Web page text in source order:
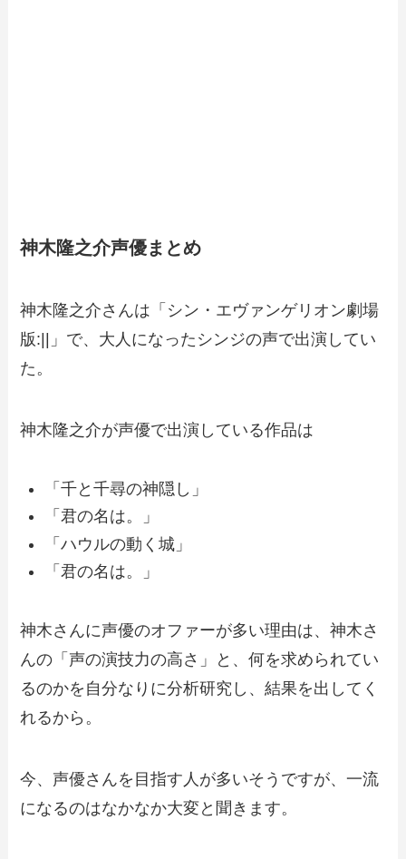
神木隆之介声優まとめ
神木隆之介さんは「シン・エヴァンゲリオン劇場
版:||」で、 大人になったシンジの声で出演してい
た。
神木隆之介が声優で出演している作品は
「千と千尋の神隠し」
「君の名は。」
「ハウルの動く城」
「君の名は。」
神木さんに声優のオファーが多い理由は、神木さ
んの「声の演技力の高さ」と、何を求められてい
るのかを自分なりに分析研究し、結果を出してく
れるから。
今、声優さんを目指す人が多いそうですが、一流
になるのはなかなか大変と聞きます。